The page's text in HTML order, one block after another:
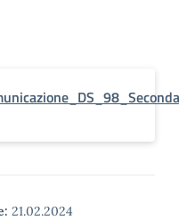
21.02.2024